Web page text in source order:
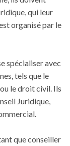
qui leur
organisé par le
spécialiser avec
tels que le
le droit civil. Ils
Juridique,
que conseiller